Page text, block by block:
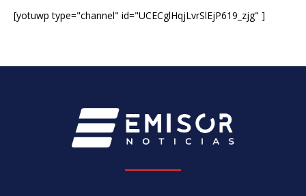
[yotuwp type="channel" id="UCECglHqjLvrSlEjP619_zjg" ]